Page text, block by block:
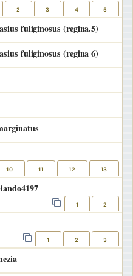
2 3 4 5
fuliginosus (regina.5)
fuliginosus (regina 6)
10 11 12 13
1 2
1 2 3